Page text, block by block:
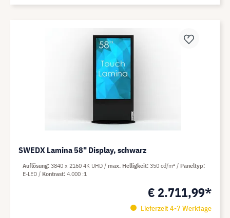
SWEDX Lamina 58" Display, schwarz
€ 2.711,99*
Lieferzeit 4-7 Werktage
Auflösung 3840 x 2160 4K UHD max. Helligkeit 350 cd/m²
Paneltyp
E-LED
Kontrast 4.000 :1